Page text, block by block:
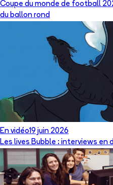
Coupe du monde de football
du ballon rond
En vidéo19 juin 2026
Les lives Bubble : interviews en